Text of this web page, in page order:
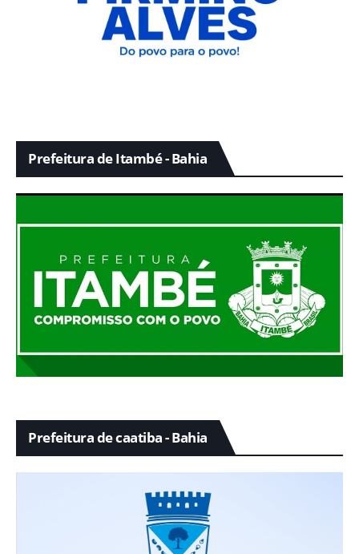
Prefeitura de Itambé - Bahia
Prefeitura de caatiba - Bahia